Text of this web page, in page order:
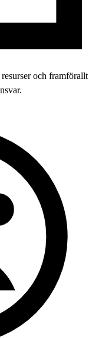
och framförallt